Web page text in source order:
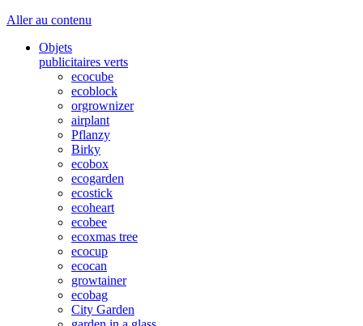
Aller au contenu
Objets
publicitaires verts
ecocube
ecoblock
orgrownizer
airplant
Pflanzy
Birky
ecobox
ecogarden
ecostick
ecoheart
ecobee
ecoxmas tree
ecocup
ecocan
growtainer
ecobag
City Garden